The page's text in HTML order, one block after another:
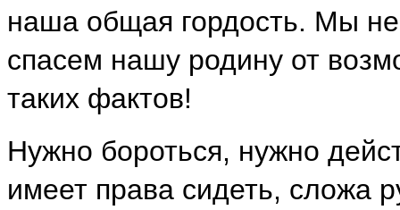
наша общая гордость. Мы
спасем нашу родину от
таких фактов!
Нужно бороться, нужно
имеет права сидеть, сложа